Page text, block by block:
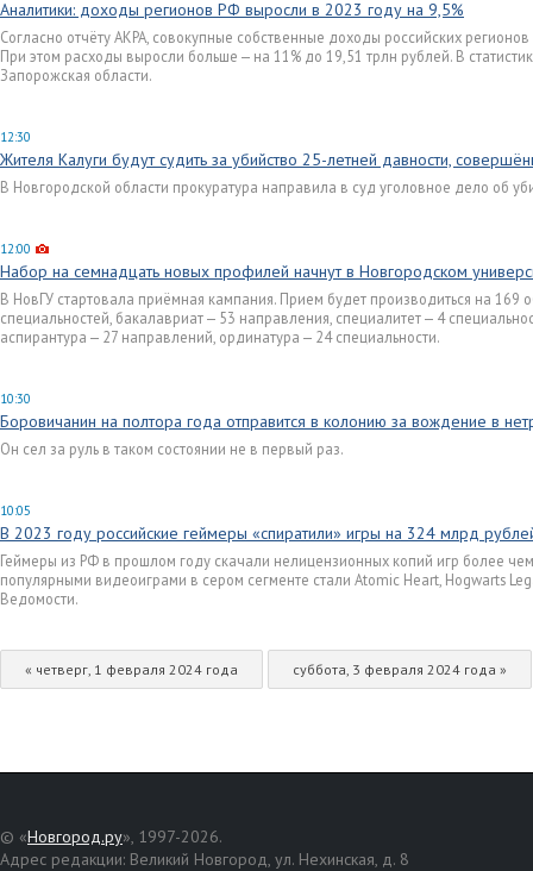
Аналитики: доходы регионов РФ выросли в 2023 году на 9,5%
Согласно отчёту АКРА, совокупные собственные доходы российских
При этом расходы выросли больше — на 11% до 19,51 трлн рублей. В
Запорожская области.
12:30
Жителя Калуги будут судить за убийство 25-летней давности,
В Новгородской области прокуратура направила в суд уголовное дело об
12:00
Набор на семнадцать новых профилей начнут в Новгородском
В НовГУ стартовала приёмная кампания. Прием будет производиться на 169
специальностей, бакалавриат — 53 направления, специалитет — 4
аспирантура — 27 направлений, ординатура — 24 специальности.
10:30
Боровичанин на полтора года отправится в колонию за вождение в
Он сел за руль в таком состоянии не в первый раз.
10:05
В 2023 году российские геймеры «спиратили» игры на 324 млрд
Геймеры из РФ в прошлом году скачали нелицензионных копий игр более
популярными видеоиграми в сером сегменте стали Atomic Heart, Hogwarts
Ведомости.
« четверг, 1 февраля 2024 года суббота, 3 февраля 2024 года »
© «Новгород.ру», 1997-2026.
Адрес редакции: Великий Новгород, ул. Нехинская, д. 8